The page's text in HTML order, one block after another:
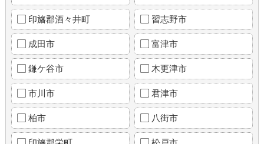
印旛郡酒々井町 習志野市
成田市 富津市
鎌ケ谷市 木更津市
市川市 君津市
柏市 八街市